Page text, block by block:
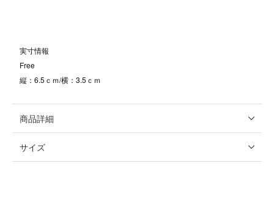
実寸情報
Free
縦：6.5ｃｍ/横：3.5ｃｍ
商品詳細
サイズ